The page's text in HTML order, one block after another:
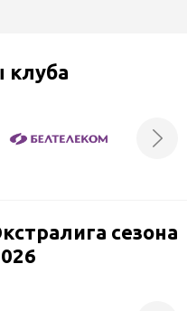
клуба
сезона